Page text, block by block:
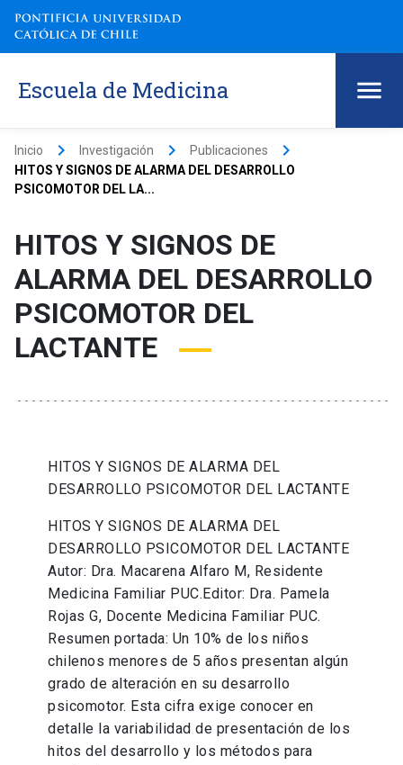
Escuela de Medicina
Inicio keyboard_arrow_right Investigación keyboard_arrow_right Publicaciones keyboard_arrow_right
HITOS Y SIGNOS DE ALARMA DEL DESARROLLO
PSICOMOTOR DEL LA...
HITOS Y SIGNOS DE
ALARMA DEL DESARROLLO
PSICOMOTOR DEL
LACTANTE
HITOS Y SIGNOS DE ALARMA DEL
DESARROLLO PSICOMOTOR DEL LACTANTE
HITOS Y SIGNOS DE ALARMA DEL
DESARROLLO PSICOMOTOR DEL LACTANTE
Autor: Dra. Macarena Alfaro M, Residente
Medicina Familiar PUC.Editor: Dra. Pamela
Rojas G, Docente Medicina Familiar PUC.
Resumen portada: Un 10% de los niños
chilenos menores de 5 años presentan algún
grado de alteración en su desarrollo
psicomotor. Esta cifra exige conocer en
detalle la variabilidad de presentación de los
hitos del desarrollo y los métodos para